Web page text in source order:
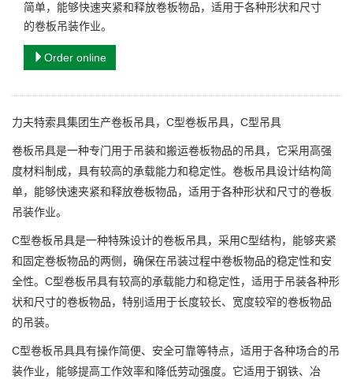
简单，能够快速夹紧和释放卷板物品，适用于各种形状和尺寸
的卷板吊装作业。
Order online
力夫特索具集团生产卷板吊具，C型卷板吊具，C型吊具
卷板吊具是一种专门用于吊装和搬运卷板物品的吊具，它采用高强
度材料制成，具有较高的承载能力和稳定性。卷板吊具设计结构简
单，能够快速夹紧和释放卷板物品，适用于各种形状和尺寸的卷板
吊装作业。
C型卷板吊具是一种特殊设计的卷板吊具，采用C型结构，能够夹紧
和固定卷板物品的两侧，确保在吊装过程中卷板物品的稳定性和安
全性。C型卷板吊具有较高的承载能力和稳定性，适用于吊装各种形
状和尺寸的卷板物品，特别适用于长度较长、宽度较窄的卷板物品
的吊装。
C型卷板吊具具有操作简便、安全可靠等特点，适用于各种场合的吊
装作业，能够提高工作效率和降低劳动强度。它适用于钢铁、冶